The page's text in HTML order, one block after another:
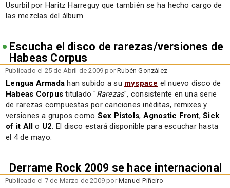
Usurbil por Haritz Harreguy que también se ha hecho cargo de
las mezclas del álbum.
Escucha el disco de rarezas/versiones de
Habeas Corpus
Publicado el 25 de Abril de 2009 porRubén González
Lengua Armada han subido a su myspace el nuevo disco de
Habeas Corpus titulado "Rarezas", consistente en una serie
de rarezas compuestas por canciones inéditas, remixes y
versiones a grupos como Sex Pistols, Agnostic Front,Sick
of it All
o U2. El disco estará disponible para escuchar hasta
el 4 de mayo.
Derrame Rock 2009 se hace internacional
Publicado el 7 de Marzo de 2009 porManuel Piñeiro